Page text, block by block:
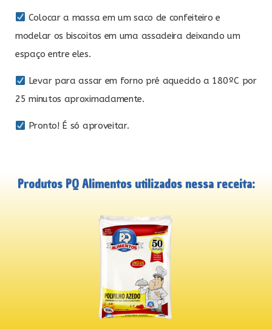
Colocar a massa em um saco de confeiteiro e
modelar os biscoitos em uma assadeira deixando um
espaço entre eles.
Levar para assar em forno pré aquecido a 180ºC por
25 minutos aproximadamente.
Pronto! É só aproveitar.
Produtos PQ Alimentos utilizados nessa receita: